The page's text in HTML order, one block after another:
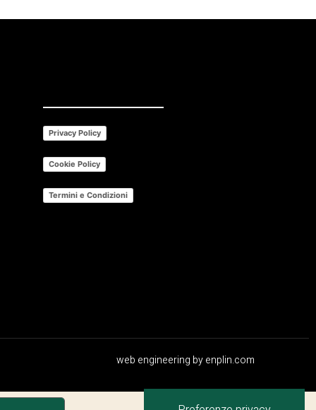
Privacy Policy
Cookie Policy
Termini e Condizioni
web engineering byenplin.com